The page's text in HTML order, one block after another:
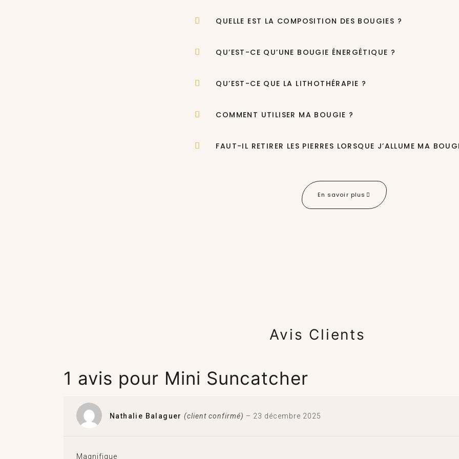
QUELLE EST LA COMPOSITION DES BOUGIES ?
QU’EST-CE QU’UNE BOUGIE ÉNERGÉTIQUE ?
QU’EST-CE QUE LA LITHOTHÉRAPIE ?
COMMENT UTILISER MA BOUGIE ?
FAUT-IL RETIRER LES PIERRES LORSQUE J’ALLUME MA
En savoir plus
Avis Clients
1 avis pour Mini Suncatcher
Nathalie Balaguer(client confirmé) – 23 décembre 2025
Magnifique